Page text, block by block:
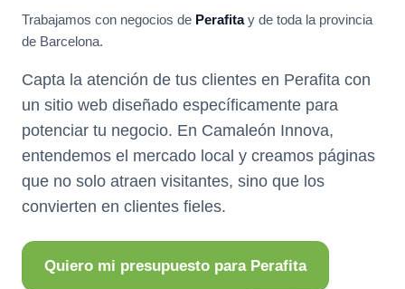
Trabajamos con negocios de Perafitay de toda la provincia
de Barcelona.
Capta la atención de tus clientes en Perafita con
un sitio web diseñado específicamente para
potenciar tu negocio. En Camaleón Innova,
entendemos el mercado local y creamos páginas
que no solo atraen visitantes, sino que los
convierten en clientes fieles.
Quiero mi presupuesto para Perafita